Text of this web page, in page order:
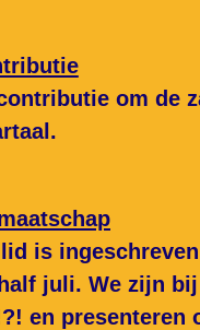
om de
is
juli. We zijn bij
en presenteren